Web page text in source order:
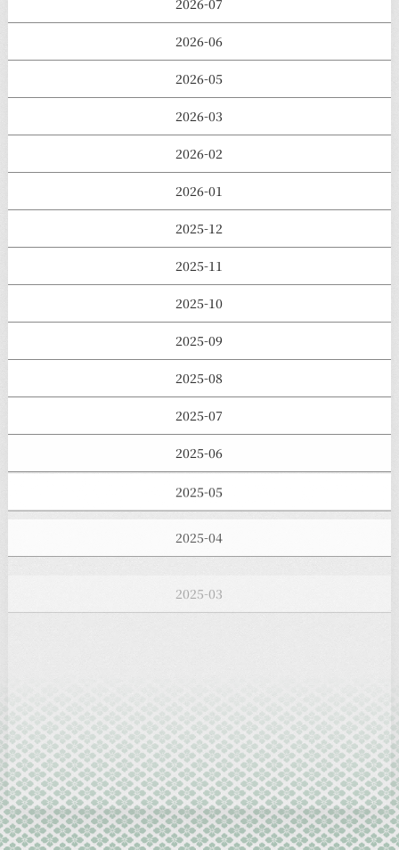
2026-07
2026-06
2026-05
2026-03
2026-02
2026-01
2025-12
2025-11
2025-10
2025-09
2025-08
2025-07
2025-06
2025-05
2025-02
2024-11
2024-10
2024-09